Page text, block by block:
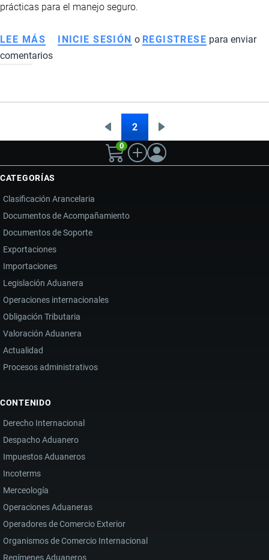
prácticas para el manejo seguro.
LEE MÁS SOBRE
TRANSPORTE
MERCANCÍAS
PELIGROSAS
INICIE SESIÓN o REGISTRESE para enviar
comentarios
Página
anterior
2
página
0
CATEGORÍAS
Clasificación Arancelaria
Documentos de Acompañamiento
Documentos de Soporte
Exportaciones
Importaciones
Legislación Aduanera
Operaciones internacionales
Obligación Tributaria
Valoración Aduanera
Actualidad
Procesos administrativos
CONTENIDO
Derecho Internacional
Despacho Aduanero
Impuestos Aduaneros
Incoterms
Merceología
Operaciones Aduaneras
Operadores de Comercio Exterior
Organismos de Comercio Internacional
Regímenes Aduaneros